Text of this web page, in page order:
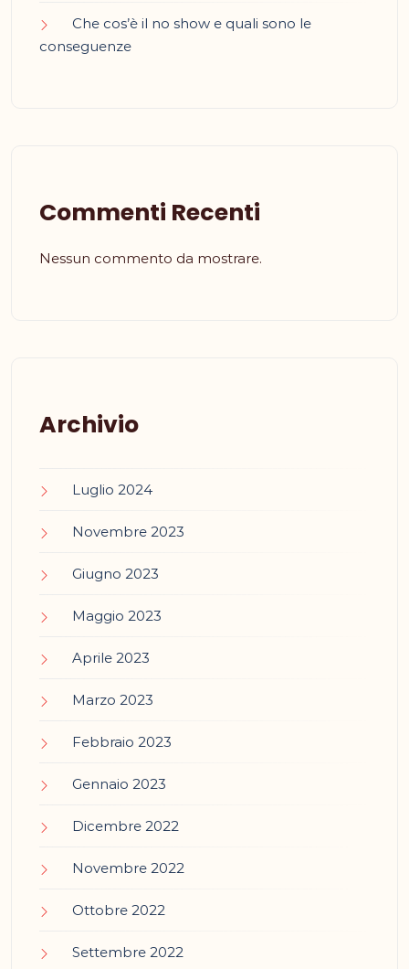
Che cos’è il no show e quali sono le
conseguenze
Commenti Recenti
Nessun commento da mostrare.
Archivio
Luglio 2024
Novembre 2023
Giugno 2023
Maggio 2023
Aprile 2023
Marzo 2023
Febbraio 2023
Gennaio 2023
Dicembre 2022
Novembre 2022
Ottobre 2022
Settembre 2022